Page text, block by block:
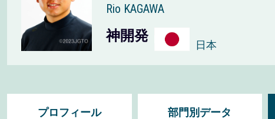
Rio KAGAWA
神開発
日本
プロフィール 部門別データ